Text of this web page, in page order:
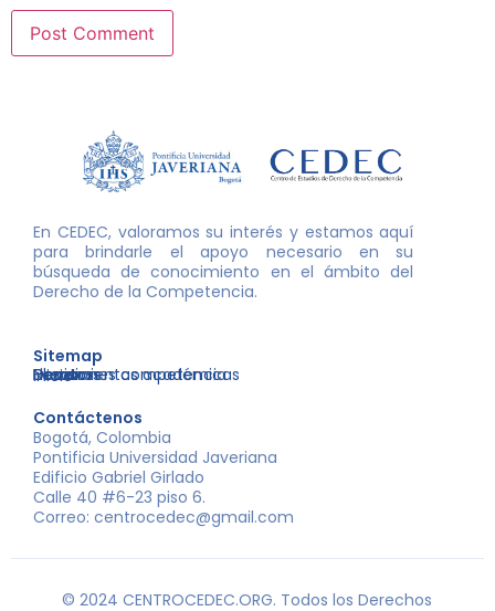
En CEDEC, valoramos su interés y estamos aquí
para brindarle el apoyo necesario en su
búsqueda de conocimiento en el ámbito del
Derecho de la Competencia.
Sitemap
Inicio
Nosotros
Libros
Decisiones competencia
Eventos
Herramientas académicas
Contáctenos
Bogotá, Colombia
Pontificia Universidad Javeriana
Edificio Gabriel Girlado
Calle 40 #6-23 piso 6.
Correo: centrocedec@gmail.com
© 2024 CENTROCEDEC.ORG. Todos los Derechos